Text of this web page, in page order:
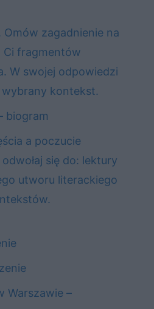
zagadnienie na
Ci fragmentów
W swojej odpowiedzi
kontekst.
biogram
a poczucie
się do: lektury
utworu literackiego
Warszawie –